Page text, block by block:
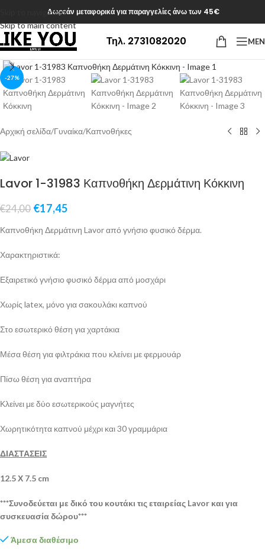
Skip to navigation
Skip to main content
Δωρεάν μεταφορικά για παραγγελίες άνω των 45€
Τηλ. 2731082020
-27%
Click to enlarge
Αρχική σελίδα/Γυναίκα/Καπνοθήκες
Lavor 1-31983 Καπνοθήκη Δερμάτινη Κόκκινη
€24,00 €17,45
Καπνοθήκη Δερμάτινη Lavor από γνήσιο φυσικό δέρμα.
Χαρακτηριστικά:
Εξαιρετικό γνήσιο φυσικό δέρμα από μοσχάρι
Χωρίς latex, μόνο για σακουλάκι καπνού
Στο εσωτερικό θέση για χαρτάκια
Μέσα θέση για φιλτράκια που κλείνει με φερμουάρ
Πίσω θέση για αναπτήρα
Κλείνει με δύο εσωτερικούς μαγνήτες
Χωρητικότητα καπνού μέχρι και 30 γραμμάρια
ΔΙΑΣΤΑΣΕΙΣ
12.5 Χ 7.5 cm
***Συνοδεύεται με δικό του κουτάκι τις εταιρείας Lavor και για
συσκευασία δώρου***
Άμεσα διαθέσιμο